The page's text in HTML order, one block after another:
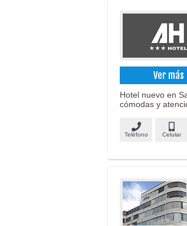
Ver más
Hotel nuevo en
cómodas y
Teléfono Celular